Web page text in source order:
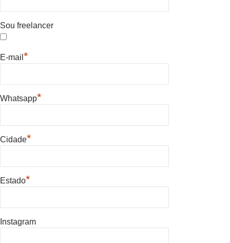
Sou freelancer
E-mail *
Whatsapp*
Cidade*
Estado*
Instagram